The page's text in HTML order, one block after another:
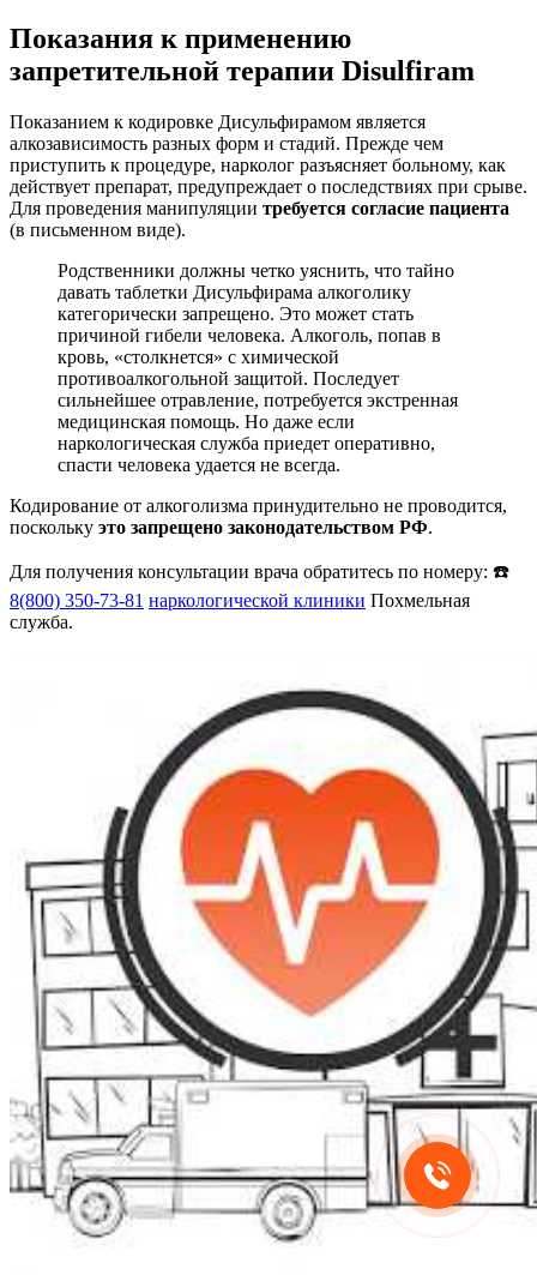
Показания к применению
запретительной терапии Disulfiram
Показанием к кодировке Дисульфирамом является
алкозависимость разных форм и стадий. Прежде чем
приступить к процедуре, нарколог разъясняет больному, как
действует препарат, предупреждает о последствиях при срыве.
Для проведения манипуляции требуется согласие пациента
(в письменном виде).
Родственники должны четко уяснить, что тайно
давать таблетки Дисульфирама алкоголику
категорически запрещено. Это может стать
причиной гибели человека. Алкоголь, попав в
кровь, «столкнется» с химической
противоалкогольной защитой. Последует
сильнейшее отравление, потребуется экстренная
медицинская помощь. Но даже если
наркологическая служба приедет оперативно,
спасти человека удается не всегда.
Кодирование от алкоголизма принудительно не проводится,
поскольку это запрещено законодательством РФ.
Для получения консультации врача обратитесь по номеру: ☎️
8(800) 350-73-81 наркологической клиники Похмельная
служба.